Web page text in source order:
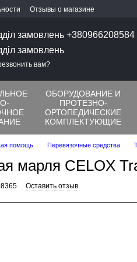
Отзывы о магазине
замовлень +380966208584
замовлень
вам?
ОБОРУДОВАНИЕ И
ПРОТЕЗНО-
ОРТОПЕДИЧЕСКИЕ
КОМПЛЕКТУЮЩИЕ
помощь Перевязочные средства
марля CELOX
Оставить отзыв